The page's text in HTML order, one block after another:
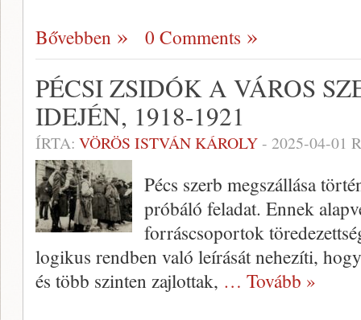
Bővebben 0 Comments
PÉCSI ZSIDÓK A VÁROS
IDEJÉN, 1918-1921
ÍRTA: VÖRÖS ISTVÁN KÁROLY- 2025-04-01
Pécs szerb megszállása
próbáló feladat. Ennek
forráscsoportok
logikus rendben való leírását nehezíti,
és több szinten zajlottak, … Tovább »